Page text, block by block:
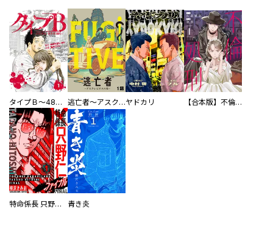
タイプＢ～48時間後、致死率100％～【単話】 逃亡者～アスクレピオスの杖～ヤドカリ 【合本版】不倫処刑
特命係長 只野仁ファイナル 愛蔵版 青き炎